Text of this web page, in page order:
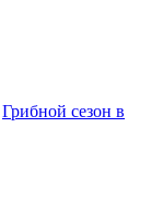
Грибной сезон в